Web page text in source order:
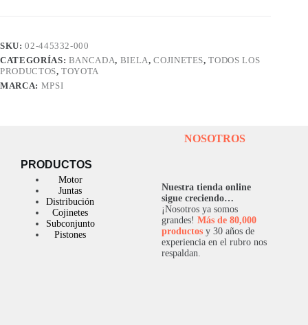
1.8
L
16
VAL
SKU:02-445332-000
CATEGORÍAS: BANCADA, BIELA,COJINETES,TODOS LOS
PRODUCTOS,TOYOTA
MARCA: MPSI
PRODUCTOS
Motor
Juntas
Distribución
Cojinetes
Subconjunto
Pistones
NOSOTROS
Nuestra tienda online
sigue creciendo…
¡Nosotros ya somos
grandes!Más de 80,000
productos y 30 años de
experiencia en el rubro nos
respaldan.